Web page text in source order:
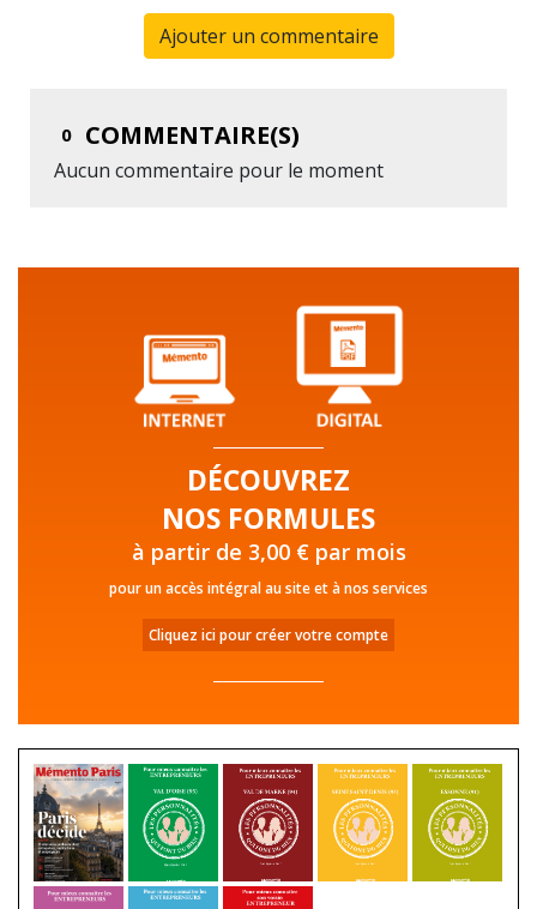
Ajouter un commentaire
0 COMMENTAIRE(S)
Aucun commentaire pour le moment
DÉCOUVREZ
NOS FORMULES
à partir de 3,00 € par mois
pour un accès intégral au site et à nos services
Cliquez ici pour créer votre compte